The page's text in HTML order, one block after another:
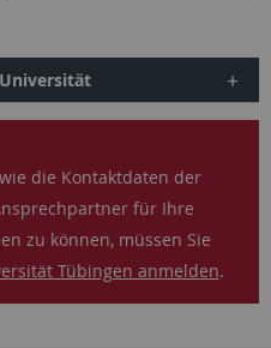
die Kontaktdaten der
für Ihre
zu können, müssen Sie
Tübingen anmelden.